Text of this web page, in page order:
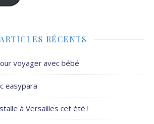
ARTICLES RÉCENTS
voyager avec bébé
easypara
à Versailles cet été !